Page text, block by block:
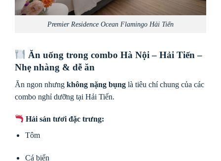
Premier Residence Ocean Flamingo Hải Tiến
Ăn uống trong combo Hà Nội – Hải Tiến –
Nhẹ nhàng & dễ ăn
Ăn ngon nhưng không nặng bụng là tiêu chí chung của các
combo nghỉ dưỡng tại Hải Tiến.
Hải sản tươi đặc trưng:
Tôm
Cá biển